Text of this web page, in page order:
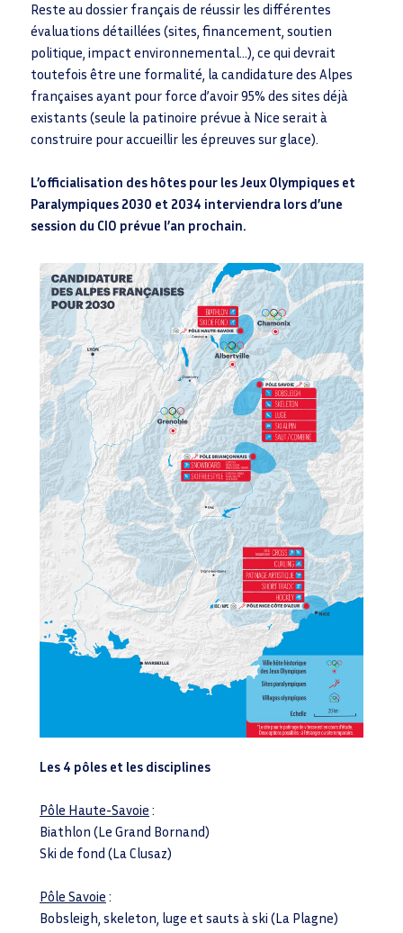
Reste au dossier français de réussir les différentes
évaluations détaillées (sites, financement, soutien
politique, impact environnemental…), ce qui devrait
toutefois être une formalité, la candidature des Alpes
françaises ayant pour force d’avoir 95% des sites déjà
existants (seule la patinoire prévue à Nice serait à
construire pour accueillir les épreuves sur glace).
L’officialisation des hôtes pour les Jeux Olympiques et
Paralympiques 2030 et 2034 interviendra lors d’une
session du CIO prévue l’an prochain.
Les 4 pôles et les disciplines
Pôle Haute-Savoie :
Biathlon (Le Grand Bornand)
Ski de fond (La Clusaz)
Pôle Savoie :
Bobsleigh, skeleton, luge et sauts à ski (La Plagne)